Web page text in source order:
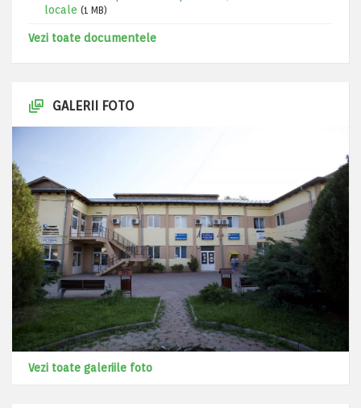
locale (1 MB)
Vezi toate documentele
GALERII FOTO
Vezi toate galeriile foto